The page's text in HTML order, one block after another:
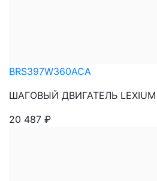
BRS397W360ACA
ШАГОВЫЙ ДВИГАТЕЛЬ
20 487 ₽